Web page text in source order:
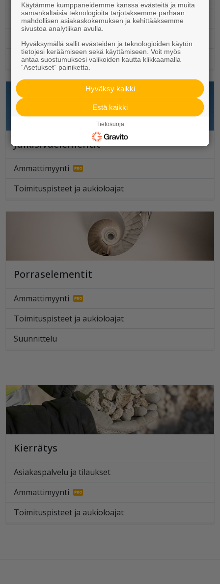
Toimituspisteet ja aukioloajat
Työmaapalvelut
Julkisivuelementit
Ammattimyynti
Toimituspisteet ja aukioloajat
Porraselementit
Ammattimyynti
Toimituspisteet ja aukioloajat
Suunnittelu
Kierrätys
Asiakaspalvelu ja tilaukset
Ammattimyynti
Toimituspisteet ja aukioloajat
Käytämme kumppaneidemme kanssa evästeitä ja muita
samankaltaisia teknologioita tarjotaksemme parhaan
mahdollisen asiakaskokemuksen ja kehittääksemme
sivustoa analytiikan avulla.
Hyväksymällä sallit evästeiden ja teknologioiden käytön
tietojesi keräämiseen sekä käyttämiseen. Voit myös
antaa suostumuksesi valikoiden kautta klikkaamalla
“Asetukset” painiketta.
Hyväksy kaikki
Estä kaikki
Tietosuoja